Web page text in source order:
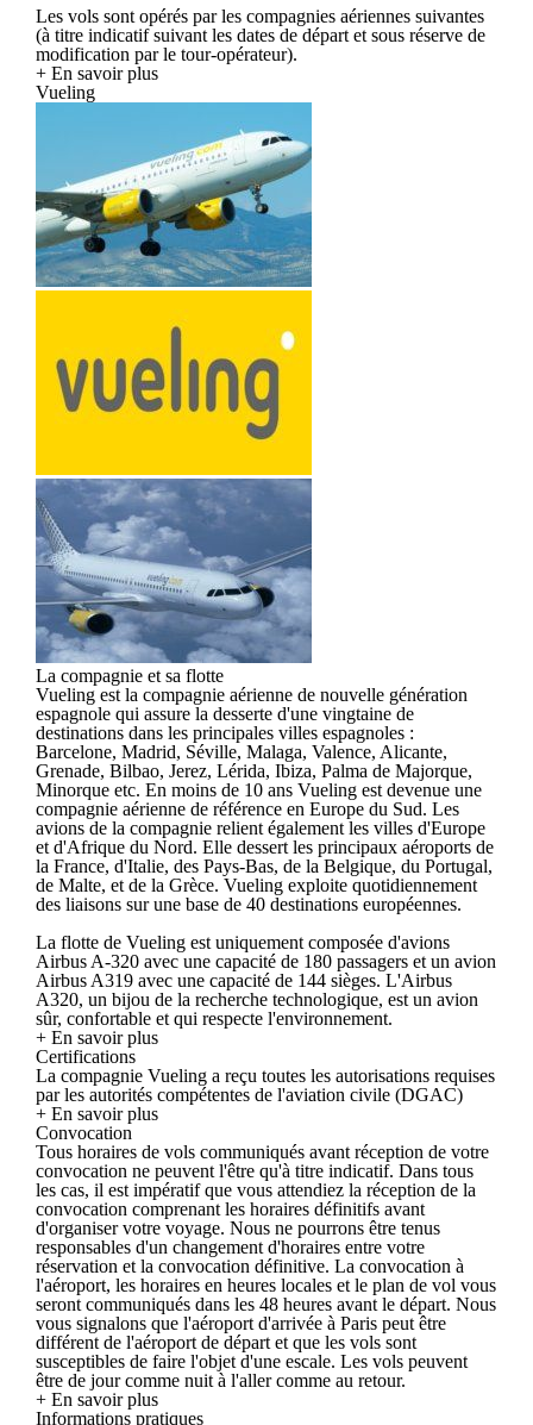
Les vols sont opérés par les compagnies aériennes suivantes
(à titre indicatif suivant les dates de départ et sous réserve de
modification par le tour-opérateur).
+ En savoir plus
Vueling
La compagnie et sa flotte
Vueling est la compagnie aérienne de nouvelle génération
espagnole qui assure la desserte d'une vingtaine de
destinations dans les principales villes espagnoles :
Barcelone, Madrid, Séville, Malaga, Valence, Alicante,
Grenade, Bilbao, Jerez, Lérida, Ibiza, Palma de Majorque,
Minorque etc. En moins de 10 ans Vueling est devenue une
compagnie aérienne de référence en Europe du Sud. Les
avions de la compagnie relient également les villes d'Europe
et d'Afrique du Nord. Elle dessert les principaux aéroports de
la France, d'Italie, des Pays-Bas, de la Belgique, du Portugal,
de Malte, et de la Grèce. Vueling exploite quotidiennement
des liaisons sur une base de 40 destinations européennes.
La flotte de Vueling est uniquement composée d'avions
Airbus A-320 avec une capacité de 180 passagers et un avion
Airbus A319 avec une capacité de 144 sièges. L'Airbus
A320, un bijou de la recherche technologique, est un avion
sûr, confortable et qui respecte l'environnement.
+ En savoir plus
Certifications
La compagnie Vueling a reçu toutes les autorisations requises
par les autorités compétentes de l'aviation civile (DGAC)
+ En savoir plus
Convocation
Tous horaires de vols communiqués avant réception de votre
convocation ne peuvent l'être qu'à titre indicatif. Dans tous
les cas, il est impératif que vous attendiez la réception de la
convocation comprenant les horaires définitifs avant
d'organiser votre voyage. Nous ne pourrons être tenus
responsables d'un changement d'horaires entre votre
réservation et la convocation définitive. La convocation à
l'aéroport, les horaires en heures locales et le plan de vol vous
seront communiqués dans les 48 heures avant le départ. Nous
vous signalons que l'aéroport d'arrivée à Paris peut être
différent de l'aéroport de départ et que les vols sont
susceptibles de faire l'objet d'une escale. Les vols peuvent
être de jour comme nuit à l'aller comme au retour.
+ En savoir plus
Informations pratiques